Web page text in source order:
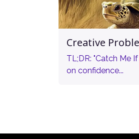
Creative
TL;DR: "Catch Me
on confidence...